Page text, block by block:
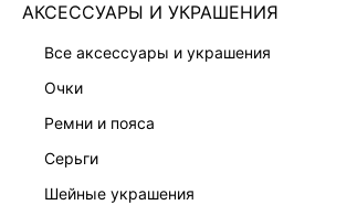
АКСЕССУАРЫ И УКРАШЕНИЯ
все аксессуары и украшения
очки
ремни и пояса
серьги
шейные украшения
3 999 ₽ 4 999 ₽